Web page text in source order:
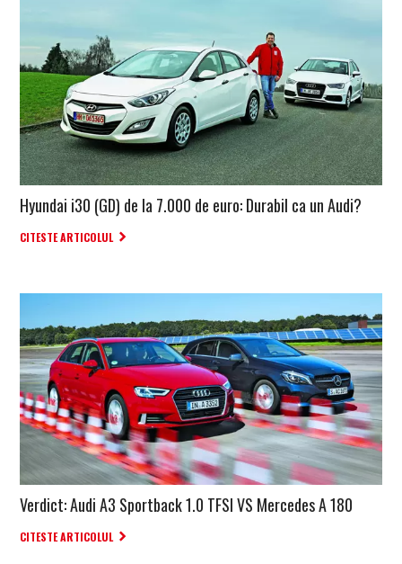
Hyundai i30 (GD) de la 7.000 de euro: Durabil ca un Audi?
CITESTE ARTICOLUL
Verdict: Audi A3 Sportback 1.0 TFSI VS Mercedes A 180
CITESTE ARTICOLUL